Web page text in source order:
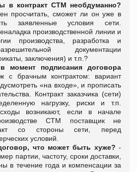
в контракт СТМ необдуманно?
просчитать, сможет ли он уже в
заявленные условия сети.
производственной линии и
производства, разработка и
документации
заключения) и т.п.?
подписания договора
с брачным контрактом: вариант
«на входе», и прописать
Контракт заказчика (сети)
нагрузку, риски и т.п.
возникают, если в начале
СТМ поставщик не
со стороны сети, перед
условий.
что может быть хуже? -
партии, частоту, сроки доставки,
в течение года и компенсации за